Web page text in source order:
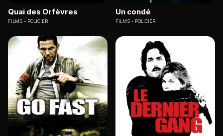
Quai des Orfèvres
FILMS POLICIER
Un condé
FILMS POLICIER